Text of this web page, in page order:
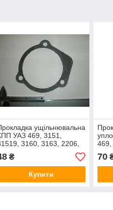
ущільнювальна
УАЗ 469, 3151,
3160, 3163, 2206,
3303 (452-1802119 пр-во
- Оригінал)
₴
Купити
во
70